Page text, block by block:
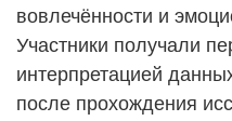
вовлечённости и
Участники получали
интерпретацией
после прохождения